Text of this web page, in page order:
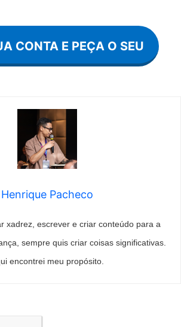
CONTA E PEÇA O SEU
Henrique Pacheco
xadrez, escrever e criar conteúdo para a
sempre quis criar coisas significativas.
encontrei meu propósito.